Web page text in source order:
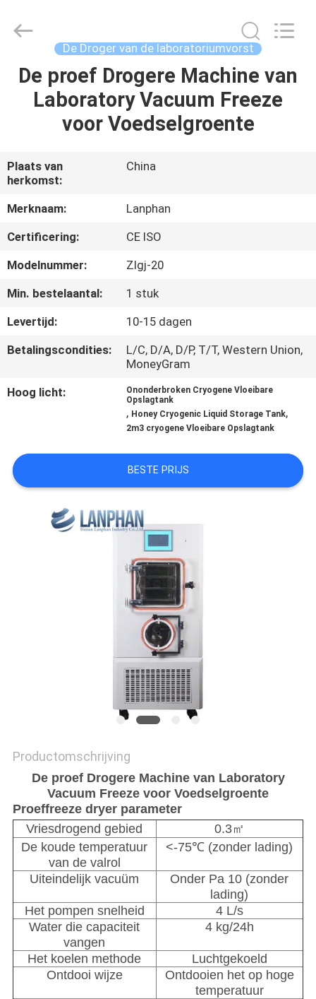
HUIS
PRODUCTEN
VIDEOS
ONGEVEER
ONS
KWALITEITSCONTROLE
CONTACTEER
ONS
OM EEN
CITAAT
SITEMAP
PRIVACYBELEID
Co.,Ltd.
De Droger van de laboratoriumvorst
De proef Drogere Machine van
Laboratory Vacuum Freeze
voor Voedselgroente
Plaats van
herkomst:
China
Merknaam:
Lanphan
Certificering:
CE ISO
Modelnummer:
Zlgj-20
Min. bestelaantal:
1 stuk
Levertijd:
10-15 dagen
Betalingscondities:
L/C, D/A, D/P, T/T, Western Union,
MoneyGram
Hoog licht:
Ononderbroken Cryogene Vloeibare
Opslagtank
, Honey Cryogenic Liquid Storage Tank,
2m3 cryogene Vloeibare Opslagtank
BESTE PRIJS
Productomschrijving
De proef Drogere Machine van Laboratory
Vacuum Freeze voor Voedselgroente
Proeffreeze dryer parameter
Vriesdrogend gebied
0.3㎡
De koude temperatuur
van de valrol
<-75℃ (zonder lading)
Uiteindelijk vacuüm
Onder Pa 10 (zonder
lading)
Het pompen snelheid
4 L/s
Water die capaciteit
vangen
4 kg/24h
Het koelen methode
Luchtgekoeld
Ontdooi wijze
Ontdooien het op hoge
temperatuur